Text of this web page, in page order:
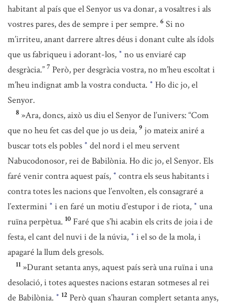
habitant al país que el Senyor us va donar, a vosaltres i als
vostres pares, des de sempre i per sempre. 6 Si no
m’irriteu, anant darrere altres déus i donant culte als ídols
que us fabriqueu i adorant-los, * no us enviaré cap
desgràcia.” 7 Però, per desgràcia vostra, no m’heu escoltat i
m’heu indignat amb la vostra conducta. * Ho dic jo, el
Senyor.
8 »Ara, doncs, això us diu el Senyor de l’univers: “Com
que no heu fet cas del que jo us deia, 9 jo mateix aniré a
buscar tots els pobles * del nord i el meu servent
Nabucodonosor, rei de Babilònia. Ho dic jo, el Senyor. Els
faré venir contra aquest país, * contra els seus habitants i
contra totes les nacions que l’envolten, els consagraré a
l’extermini * i en faré un motiu d’estupor i de riota, * una
ruïna perpètua. 10 Faré que s’hi acabin els crits de joia i de
festa, el cant del nuvi i de la núvia, * i el so de la mola, i
apagaré la llum dels gresols.
11 »Durant setanta anys, aquest país serà una ruïna i una
desolació, i totes aquestes nacions estaran sotmeses al rei
de Babilònia. * 12 Però quan s’hauran complert setanta anys,